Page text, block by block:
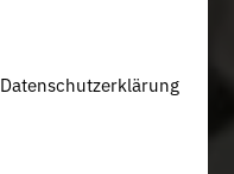
Datenschutzerklärung